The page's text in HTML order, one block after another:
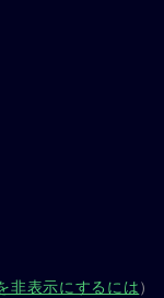
非表示にするには）